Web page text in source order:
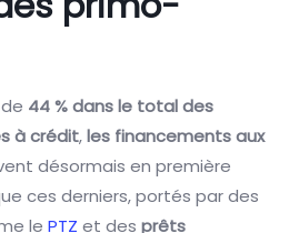
44 % dans le total des
à crédit,les financements aux
désormais en première
ces derniers, portés par des
le PTZ et des prêts